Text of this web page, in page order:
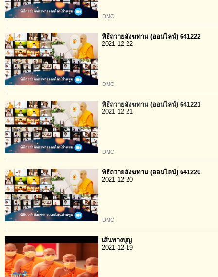
DMC
พิธีถวายสังฆทาน (ออนไลน์) 641222
2021-12-22
DMC
พิธีถวายสังฆทาน (ออนไลน์) 641221
2021-12-21
DMC
พิธีถวายสังฆทาน (ออนไลน์) 641220
2021-12-20
DMC
เส้นทางบุญ
2021-12-19